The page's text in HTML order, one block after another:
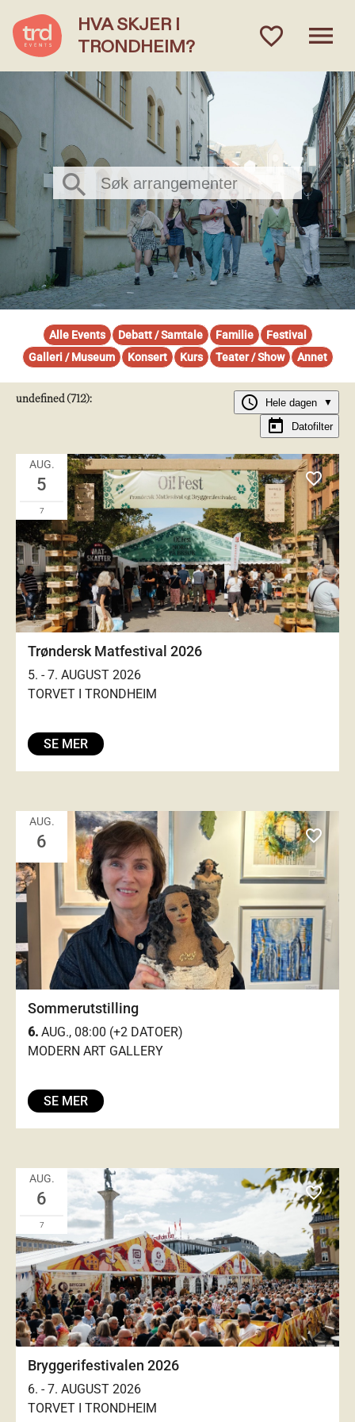
HVA SKJER I
TRONDHEIM?
favorite_outlinedmenu
Hva skjer i Trondheim?
Søk arrangementer
Alle Events Debatt / Samtale Familie
Festival
Galleri / Museum
Konsert Kurs Teater / Show Annet
undefined (712): schedule Hele dagen ▼
today Datofilter
AUG.
5
7
favorite_outlined
Trøndersk Matfestival 2026
5. - 7. AUGUST 2026
TORVET I TRONDHEIM
SE MER
AUG.
6 favorite_outlined
Sommerutstilling
6. AUG., 08:00 (+2 DATOER)
MODERN ART GALLERY
SE MER
AUG.
6
7
favorite_outlined
Bryggerifestivalen 2026
6. - 7. AUGUST 2026
TORVET I TRONDHEIM